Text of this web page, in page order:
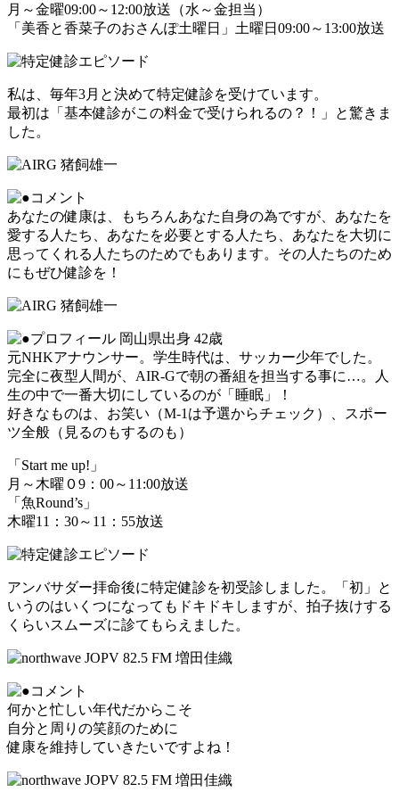
月～金曜09:00～12:00放送（水～金担当）
「美香と香菜子のおさんぽ土曜日」土曜日09:00～13:00放送
私は、毎年3月と決めて特定健診を受けています。
最初は「基本健診がこの料金で受けられるの？！」と驚きま
した。
あなたの健康は、もちろんあなた自身の為ですが、あなたを
愛する人たち、あなたを必要とする人たち、あなたを大切に
思ってくれる人たちのためでもあります。その人たちのため
にもぜひ健診を！
岡山県出身 42歳
元NHKアナウンサー。学生時代は、サッカー少年でした。
完全に夜型人間が、AIR-Gで朝の番組を担当する事に…。人
生の中で一番大切にしているのが「睡眠」！
好きなものは、お笑い（M-1は予選からチェック）、スポー
ツ全般（見るのもするのも）
「Start me up!」
月～木曜０9：00～11:00放送
「魚Round’s」
木曜11：30～11：55放送
アンバサダー拝命後に特定健診を初受診しました。「初」と
いうのはいくつになってもドキドキしますが、拍子抜けする
くらいスムーズに診てもらえました。
何かと忙しい年代だからこそ
自分と周りの笑顔のために
健康を維持していきたいですよね！